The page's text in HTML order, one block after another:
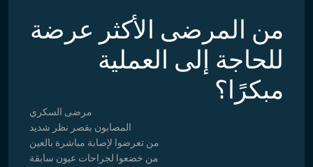
من المرضى الأكثر عرضة
للحاجة إلى العملية
مبكرًا؟
مرضى السكري
المصابون بقصر نظر شديد
من تعرضوا لإصابة مباشرة بالعين
من خضعوا لجراحات عيون سابقة